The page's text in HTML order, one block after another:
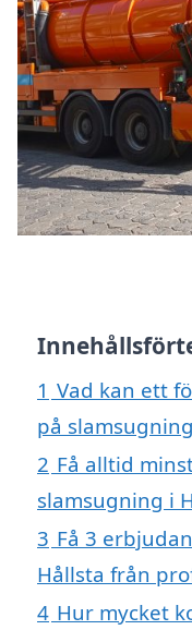
1 Vad kan ett
på
2 Få alltid
slamsugning i
3 Få 3
Hållsta från
4 Hur mycket